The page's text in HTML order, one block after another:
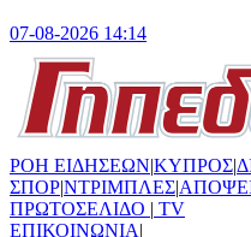
07-08-2026 14:14
ΡΟΗ ΕΙΔΗΣΕΩΝ|ΚΥΠΡΟΣ|
ΣΠΟΡ|ΝΤΡΙΜΠΛΕΣ|
ΠΡΩΤΟΣΕΛΙΔΟ | TV
ΕΠΙΚΟΙΝΩΝΙΑ|